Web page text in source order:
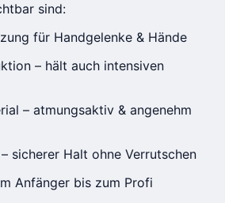
sind:
für Handgelenke & Hände
– hält auch intensiven
– atmungsaktiv & angenehm
sicherer Halt ohne Verrutschen
Anfänger bis zum Profi